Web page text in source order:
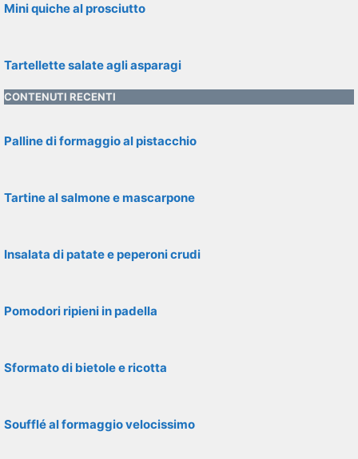
Mini quiche al prosciutto
Tartellette salate agli asparagi
CONTENUTI RECENTI
Palline di formaggio al pistacchio
Tartine al salmone e mascarpone
Insalata di patate e peperoni crudi
Pomodori ripieni in padella
Sformato di bietole e ricotta
Soufflé al formaggio velocissimo